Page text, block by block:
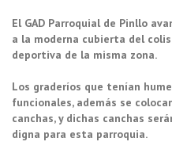
El GAD Parroquial de Pinllo
a la moderna cubierta del
deportiva de la misma zona.
Los graderíos que tenían
funcionales, además se
canchas, y dichas canchas
digna para esta parroquia.